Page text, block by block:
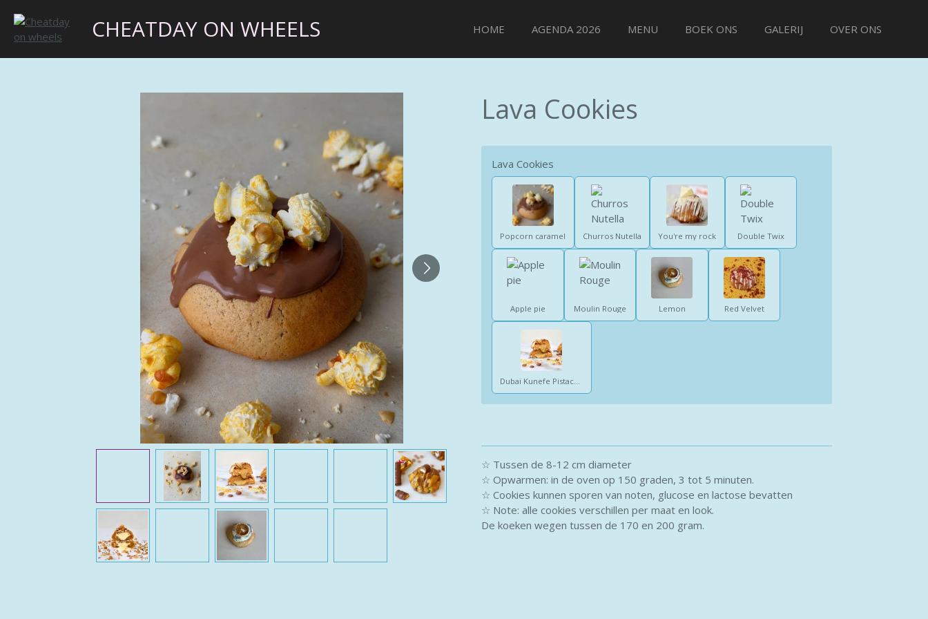
Ga
direct
naar
de
CHEATDAY ON WHEELS HOME AGENDA 2026 MENU BOEK ONS GALERIJ OVER ONS
Lava Cookies
Lava Cookies
Popcorn caramel Churros Nutella You're my rock Double Twix
Apple pie Moulin Rouge Lemon Red Velvet
☆ Tussen de 8-12 cm diameter
☆ Opwarmen: in de oven op 150 graden, 3 tot 5 minuten.
☆ Cookies kunnen sporen van noten, glucose en lactose bevatten
☆ Note: alle cookies verschillen per maat en look.
De koeken wegen tussen de 170 en 200 gram.